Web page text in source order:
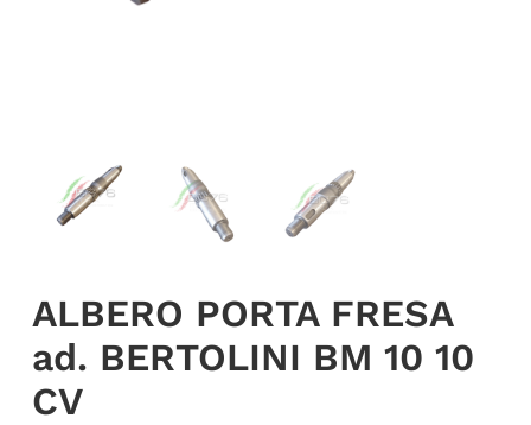
ALBERO PORTA FRESA
ad. BERTOLINI BM 10 10
CV